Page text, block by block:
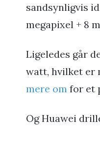
sandsynligvis
megapixel + 8
Ligeledes går
watt, hvilket er
mere om for et
Og Huawei